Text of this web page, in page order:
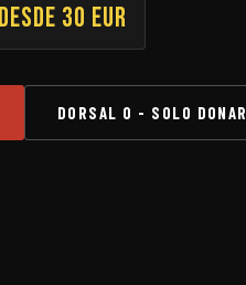
Desde 30 EUR
DORSAL 0 - SOLO DONAR